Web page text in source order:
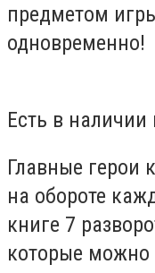
предметом
одновременно!
Есть в наличии
Главные герои
на обороте
книге 7
которые можно